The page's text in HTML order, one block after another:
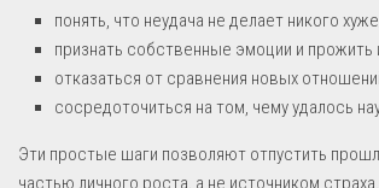
понять, что неудача не делает никого
признать собственные эмоции и прожить
отказаться от сравнения новых
сосредоточиться на том, чему удалось
Эти простые шаги позволяют отпустить
частью личного роста, а не источником страха.